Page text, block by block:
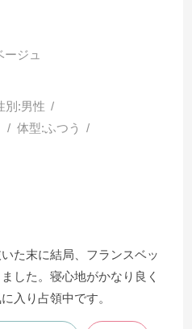
ージュ
別:男性
体型:ふつう
た末に結局、フランスベッ
した。寝心地がかなり良く
入り占領中です。